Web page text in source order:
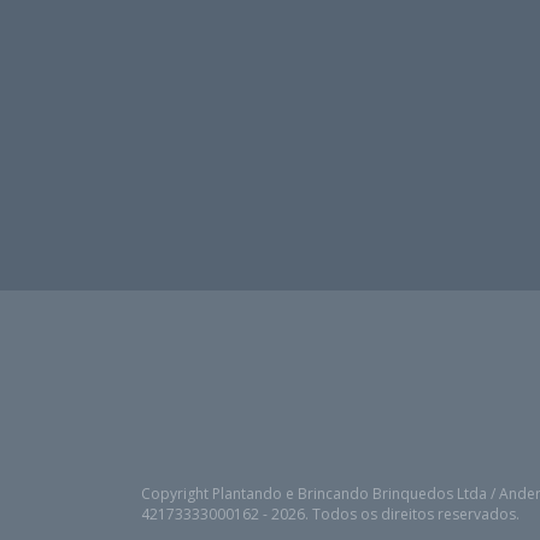
Copyright Plantando e Brincando Brinquedos Ltda /
42173333000162 - 2026. Todos os direitos reservados.